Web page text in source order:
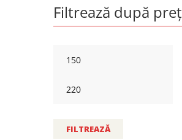
Filtrează după preț
FILTREAZĂ